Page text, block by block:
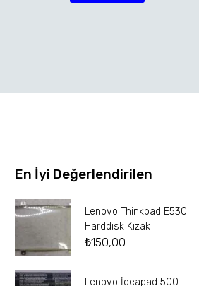
En İyi Değerlendirilen
Lenovo Thinkpad E530
Harddisk Kızak
₺150,00
Lenovo İdeapad 500-